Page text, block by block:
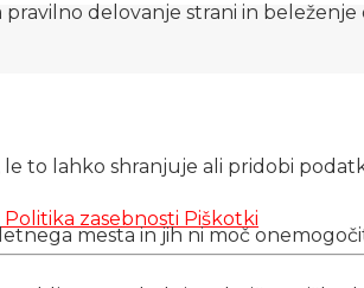
delovanje strani in
to lahko shranjuje ali pridobi
Politika zasebnosti Piškotki
mesta in jih ni moč